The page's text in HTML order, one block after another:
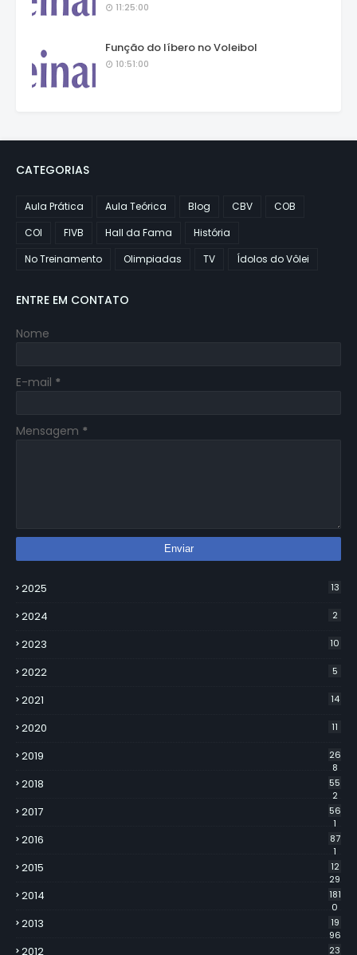
11:25:00
Função do líbero no Voleibol
10:51:00
CATEGORIAS
Aula Prática Aula Teórica Blog CBV
COB
COI
FIVB Hall da Fama
História
No Treinamento
Olimpiadas TV Ídolos do Vôlei
ENTRE EM CONTATO
Nome
E-mail *
Mensagem *
2025 13
2024 2
2023 10
2022 5
2021 14
2020 11
2019
26
8
2018
55
2
2017
56
1
2016
87
1
2015
12
29
2014
181
0
2013
19
96
2012 23